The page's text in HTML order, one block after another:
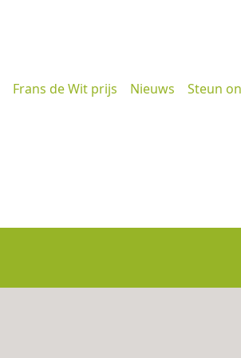
Frans de Wit prijs Nieuws Steun